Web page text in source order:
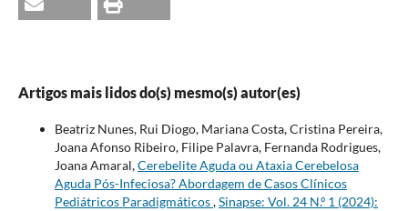
Artigos mais lidos do(s) mesmo(s) autor(es)
Beatriz Nunes, Rui Diogo, Mariana Costa, Cristina Pereira,
Joana Afonso Ribeiro, Filipe Palavra, Fernanda Rodrigues,
Joana Amaral,Cerebelite Aguda ou Ataxia Cerebelosa
Aguda Pós-Infeciosa? Abordagem de Casos Clínicos
Pediátricos Paradigmáticos,Sinapse: Vol. 24 N.º 1 (2024):